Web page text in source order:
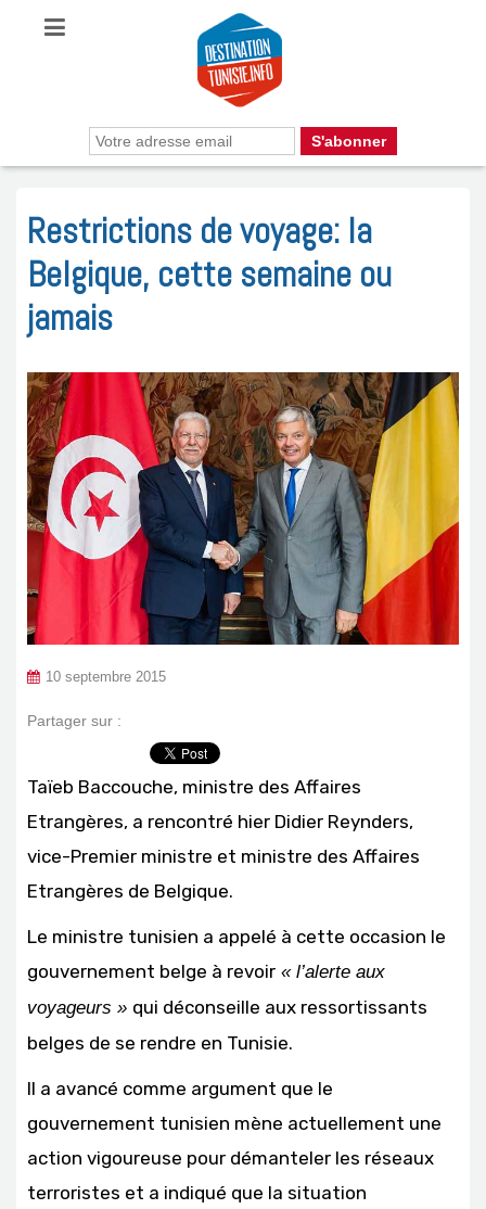
Restrictions de voyage: la
Belgique, cette semaine ou
jamais
10 septembre 2015
Partager sur :
Taïeb Baccouche, ministre des Affaires
Etrangères, a rencontré hier Didier Reynders,
vice-Premier ministre et ministre des Affaires
Etrangères de Belgique.
Le ministre tunisien a appelé à cette occasion le
gouvernement belge à revoir « l’alerte aux
voyageurs » qui déconseille aux ressortissants
belges de se rendre en Tunisie.
Il a avancé comme argument que le
gouvernement tunisien mène actuellement une
action vigoureuse pour démanteler les réseaux
terroristes et a indiqué que la situation